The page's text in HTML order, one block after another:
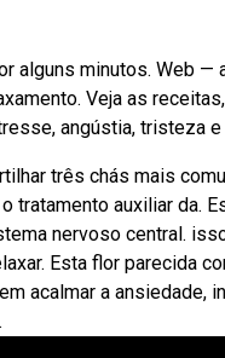
alguns minutos. Web —
Veja as
angústia, tristeza
três chás mais
tratamento auxiliar da.
nervoso central.
Esta flor parecida
acalmar a ansiedade,